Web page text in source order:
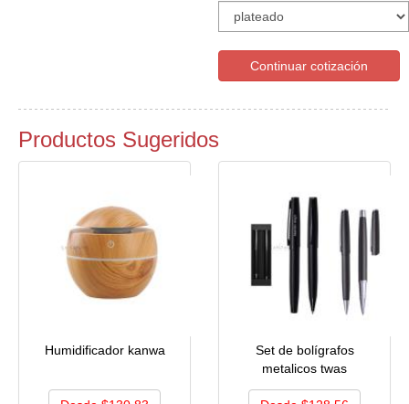
Continuar cotización
Productos Sugeridos
Humidificador kanwa
Set de bolígrafos
metalicos twas